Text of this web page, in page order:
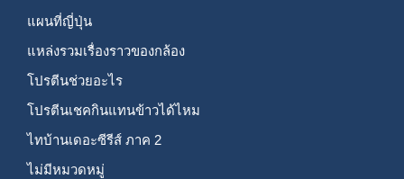
แผนที่ญี่ปุ่น
แหล่งรวมเรื่องราวของกล้อง
โปรตีนช่วยอะไร
โปรตีนเชคกินแทนข้าวได้ไหม
ไทบ้านเดอะซีรีส์ ภาค 2
ไม่มีหมวดหมู่